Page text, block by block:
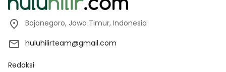
Bojonegoro, Jawa Timur, Indonesia
huluhilirteam@gmail.com
Redaksi